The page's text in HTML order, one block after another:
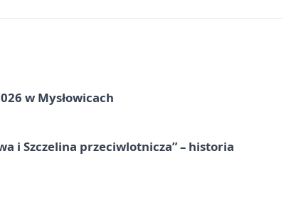
w Mysłowicach
i Szczelina przeciwlotnicza” – historia